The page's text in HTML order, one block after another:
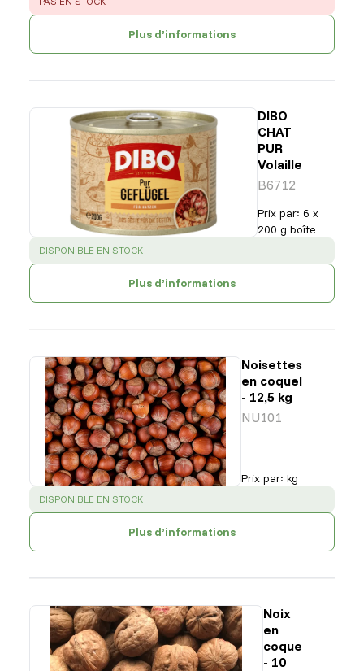
Plus d’informations
DIBO
CHAT
PUR
Volaille
B6712
Prix par: 6 x
200 g boîte
SUCCESS:
DISPONIBLE EN STOCK
Plus d’informations
Noisettes
en coquel
- 12,5 kg
NU101
Prix par: kg
SUCCESS:
DISPONIBLE EN STOCK
Plus d’informations
Noix
en
coque
- 10